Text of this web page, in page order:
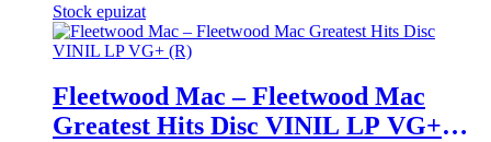
Stock epuizat
Fleetwood Mac – Fleetwood Mac
Greatest Hits Disc VINIL LP VG+